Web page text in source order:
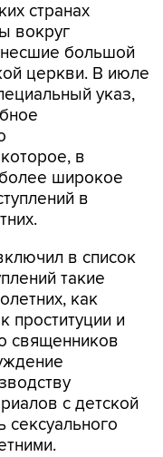
странах
вокруг
большой
церкви. В июле
указ,
в
более широкое
в
в список
такие
как
проституции и
священников
с детской
сексуального